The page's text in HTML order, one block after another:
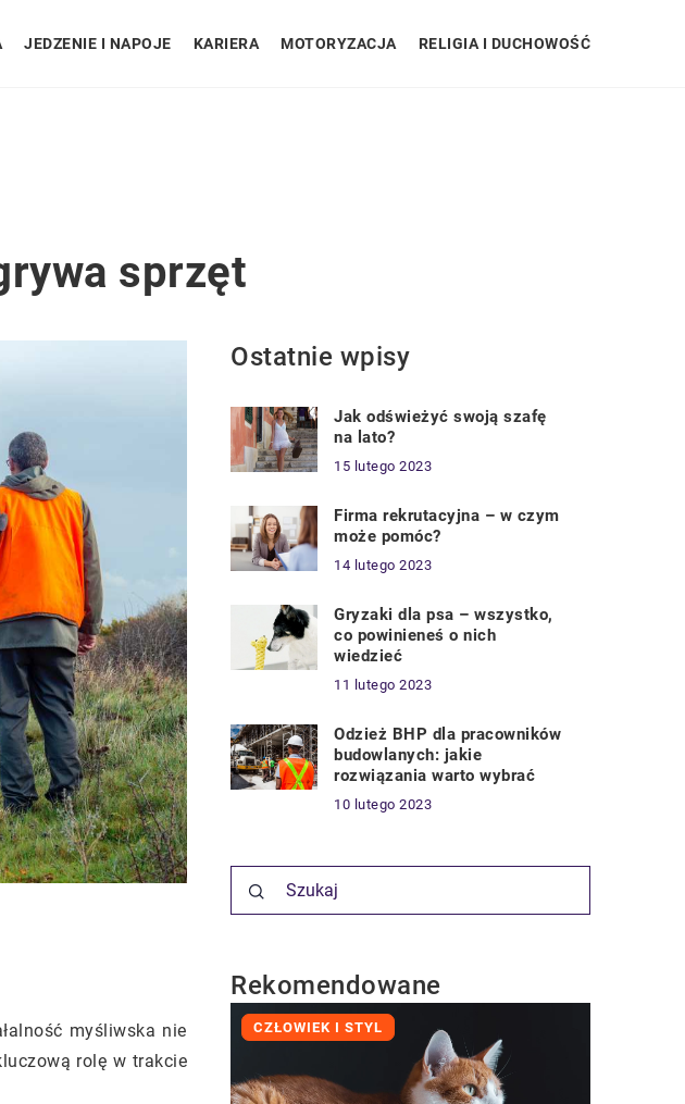
JEDZENIE I NAPOJE KARIERA MOTORYZACJA RELIGIA I DUCHOWOŚĆ
sprzęt
myśliwska nie
rolę w trakcie
Ostatnie wpisy
Jak odświeżyć swoją szafę
na lato?
15 lutego 2023
Firma rekrutacyjna – w czym
może pomóc?
14 lutego 2023
Gryzaki dla psa – wszystko,
co powinieneś o nich
wiedzieć
11 lutego 2023
Odzież BHP dla pracowników
budowlanych: jakie
rozwiązania warto wybrać
10 lutego 2023
Rekomendowane
CZŁOWIEK I STYL